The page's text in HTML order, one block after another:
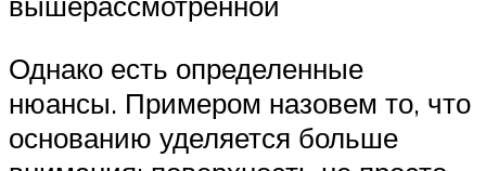
Однако есть определенные
нюансы. Примером назовем то, что
основанию уделяется больше